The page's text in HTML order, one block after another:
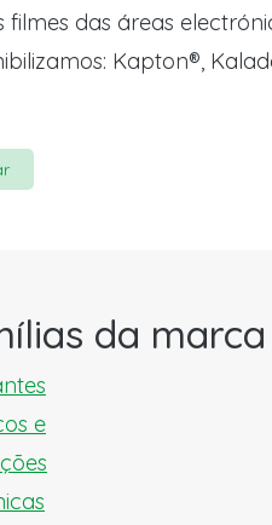
filmes das áreas
Kapton®,
da marca